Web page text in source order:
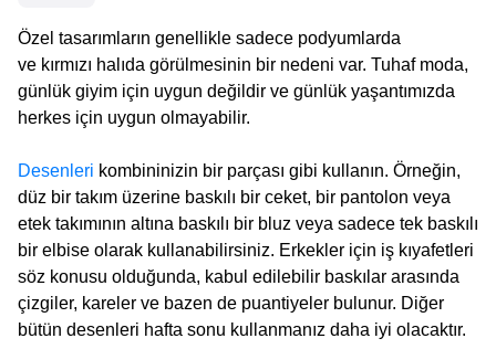
Özel tasarımların genellikle sadece podyumlarda
ve kırmızı halıda görülmesinin bir nedeni var. Tuhaf moda,
günlük giyim için uygun değildir ve günlük yaşantımızda
herkes için uygun olmayabilir.
Desenleri kombininizin bir parçası gibi kullanın. Örneğin,
düz bir takım üzerine baskılı bir ceket, bir pantolon veya
etek takımının altına baskılı bir bluz veya sadece tek baskılı
bir elbise olarak kullanabilirsiniz. Erkekler için iş kıyafetleri
söz konusu olduğunda, kabul edilebilir baskılar arasında
çizgiler, kareler ve bazen de puantiyeler bulunur. Diğer
bütün desenleri hafta sonu kullanmanız daha iyi olacaktır.